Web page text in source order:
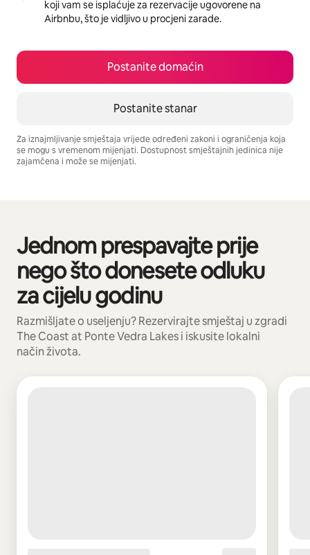
koji vam se isplaćuje za rezervacije ugovorene na
Airbnbu, što je vidljivo u procjeni zarade.
Postanite domaćin
Postanite stanar
Za iznajmljivanje smještaja vrijede određeni zakoni i ograničenja koja
se mogu s vremenom mijenjati. Dostupnost smještajnih jedinica nije
zajamčena i može se mijenjati.
Jednom prespavajte prije
nego što donesete odluku
za cijelu godinu
Razmišljate o useljenju? Rezervirajte smještaj u zgradi
The Coast at Ponte Vedra Lakes i iskusite lokalni
način života.
Prikazano stavki: 0 od 0